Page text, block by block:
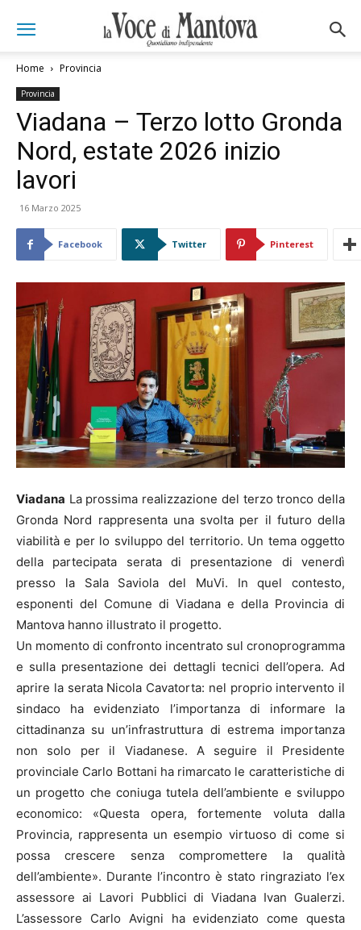
Home Provincia
Provincia
Viadana – Terzo lotto Gronda
Nord, estate 2026 inizio
lavori
16 Marzo 2025
Facebook Twitter Pinterest
Viadana La prossima realizzazione del terzo tronco della
Gronda Nord rappresenta una svolta per il futuro della
viabilità e per lo sviluppo del territorio. Un tema oggetto
della partecipata serata di presentazione di venerdì
presso la Sala Saviola del MuVi. In quel contesto,
esponenti del Comune di Viadana e della Provincia di
Mantova hanno illustrato il progetto.
Un momento di confronto incentrato sul cronoprogramma
e sulla presentazione dei dettagli tecnici dell’opera. Ad
aprire la serata Nicola Cavatorta: nel proprio intervento il
sindaco ha evidenziato l’importanza di informare la
cittadinanza su un’infrastruttura di estrema importanza
non solo per il Viadanese. A seguire il Presidente
provinciale Carlo Bottani ha rimarcato le caratteristiche di
un progetto che coniuga tutela dell’ambiente e sviluppo
economico: «Questa opera, fortemente voluta dalla
Provincia, rappresenta un esempio virtuoso di come si
possa crescere senza compromettere la qualità
dell’ambiente». Durante l’incontro è stato ringraziato l’ex
assessore ai Lavori Pubblici di Viadana Ivan Gualerzi.
L’assessore Carlo Avigni ha evidenziato come questa